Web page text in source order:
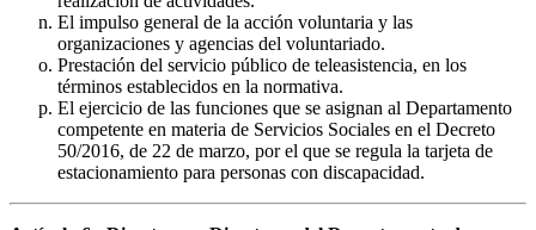
El impulso general de la acción voluntaria y las
organizaciones y agencias del voluntariado.
Prestación del servicio público de teleasistencia, en los
términos establecidos en la normativa.
El ejercicio de las funciones que se asignan al Departamento
competente en materia de Servicios Sociales en el Decreto
50/2016, de 22 de marzo, por el que se regula la tarjeta de
estacionamiento para personas con discapacidad.